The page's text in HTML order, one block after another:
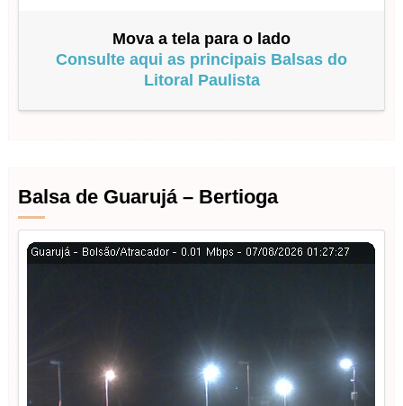
Mova a tela para o lado
Consulte aqui as principais Balsas do
Litoral Paulista
Balsa de Guarujá – Bertioga